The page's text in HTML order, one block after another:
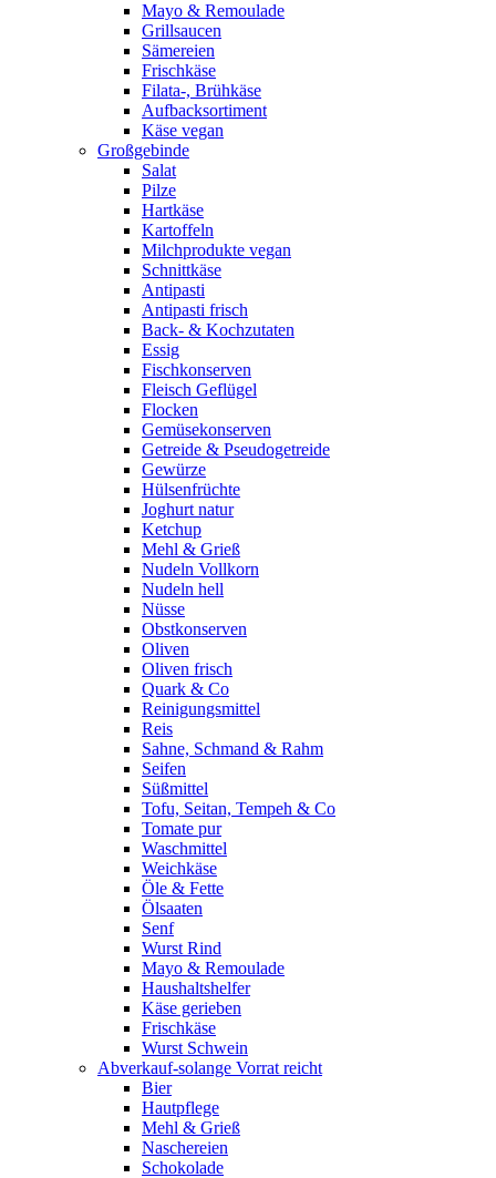
Mayo & Remoulade
Grillsaucen
Sämereien
Frischkäse
Filata-, Brühkäse
Aufbacksortiment
Käse vegan
Großgebinde
Salat
Pilze
Hartkäse
Kartoffeln
Milchprodukte vegan
Schnittkäse
Antipasti
Antipasti frisch
Back- & Kochzutaten
Essig
Fischkonserven
Fleisch Geflügel
Flocken
Gemüsekonserven
Getreide & Pseudogetreide
Gewürze
Hülsenfrüchte
Joghurt natur
Ketchup
Mehl & Grieß
Nudeln Vollkorn
Nudeln hell
Nüsse
Obstkonserven
Oliven
Oliven frisch
Quark & Co
Reinigungsmittel
Reis
Sahne, Schmand & Rahm
Seifen
Süßmittel
Tofu, Seitan, Tempeh & Co
Tomate pur
Waschmittel
Weichkäse
Öle & Fette
Ölsaaten
Senf
Wurst Rind
Mayo & Remoulade
Haushaltshelfer
Käse gerieben
Frischkäse
Wurst Schwein
Abverkauf-solange Vorrat reicht
Bier
Hautpflege
Mehl & Grieß
Naschereien
Schokolade